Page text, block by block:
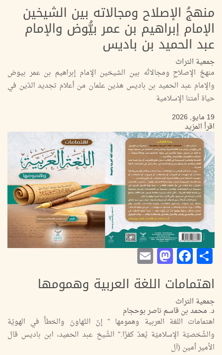
منهجُ الإصلاح ومجالاته بين الشيخين
الإمام إبراهيم بن عمر بيُّوض والإمام
عبد الحميد بن باديس
جمعية التراث
منهجُ الإصلاحِ ومجالاتُه بين الشيخين الإمام إبراهيم بن عمر بيوض
والإمام عبد الحميد بن باديس هذين علمان من أعلام تجديد الدّين في
حياة أمتنا الإسلامية
19 مايو, 2026
اقرأ المزيد
Share
Facebook
Mastodon
Email
اهتمامات اللغة العربية وهمومها
جمعية التراث
د. محمد بن قاسم ناصر بوحجام
اهتمامات اللغة العربية وهمومها " إنّ التّهاونَ والخطأَ في الهويّة
والشّخصيّة الإسلاميّة يُعدّ كفرًا." الشّيخ عبد الحميد، ابن باديس قال
الأمير أمين (آل